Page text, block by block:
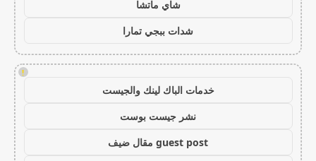
شاي ماتشا
شدات ببجي تمارا
!
خدمات الباك لينك والجيست
نشر جيست بوست
guest post مقال ضيف